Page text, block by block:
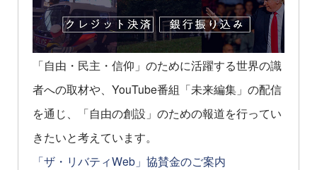
「自由・民主・信仰」のために活躍する世界の識
者への取材や、YouTube番組「未来編集」の配信
を通じ、「自由の創設」のための報道を行ってい
きたいと考えています。
「ザ・リバティWeb」協賛金のご案内